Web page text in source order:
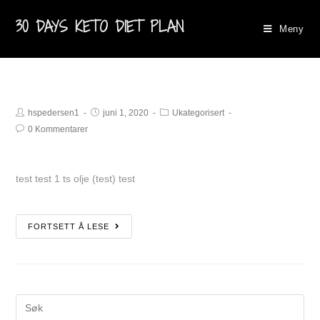
30 DAYS KETO DIET PLAN Meny
hspedersen1 juni 1, 2020
Ukategorisert
0 Kommentarer
test test 1 ts olje (test) test
FORTSETT Å LESE